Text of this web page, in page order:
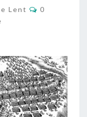
Lent
0